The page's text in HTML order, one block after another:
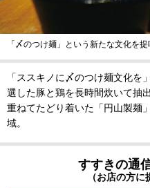
「〆のつけ麺」という新たな文化を
「ススキノに〆のつけ麺文化
選した豚と鶏を長時間炊いて抽
重ねてたどり着いた「円山製麺
域。
すすきの通
（お店の方に